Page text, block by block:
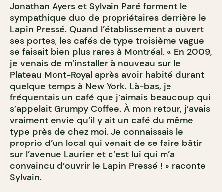
Jonathan Ayers et Sylvain Paré forment le
sympathique duo de propriétaires derrière le
Lapin Pressé. Quand l’établissement a ouvert
ses portes, les cafés de type troisième vague
se faisait bien plus rares à Montréal. « En 2009,
je venais de m’installer à nouveau sur le
Plateau Mont-Royal après avoir habité durant
quelque temps à New York. Là-bas, je
fréquentais un café que j’aimais beaucoup qui
s’appelait Grumpy Coffee. À mon retour, j’avais
vraiment envie qu’il y ait un café du même
type près de chez moi. Je connaissais le
proprio d’un local qui venait de se faire bâtir
sur l’avenue Laurier et c’est lui qui m’a
convaincu d’ouvrir le Lapin Pressé ! » raconte
Sylvain.